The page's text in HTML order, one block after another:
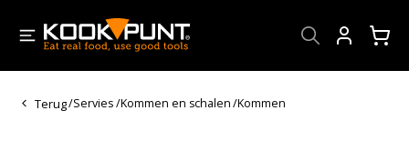
Terug/Servies/Kommen en schalen/Kommen